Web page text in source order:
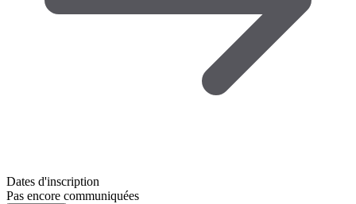
Dates d'inscription
Pas encore communiquées